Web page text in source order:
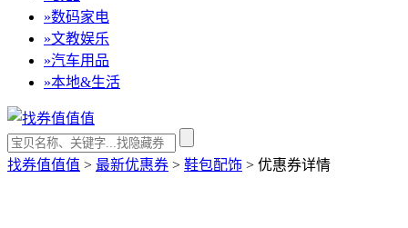
»数码家电
»文教娱乐
»汽车用品
»本地&生活
找券值值值 > 最新优惠券 > 鞋包配饰 > 优惠券详情